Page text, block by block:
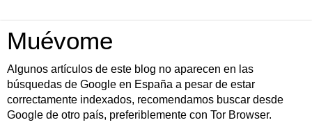
Muévome
Algunos artículos de este blog no aparecen en las
búsquedas de Google en España a pesar de estar
correctamente indexados, recomendamos buscar desde
Google de otro país, preferiblemente con Tor Browser.